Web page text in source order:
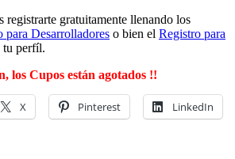
registrarte gratuitamente llenando los
para Desarrolladores o bien el Registro para
tu perfíl.
los Cupos están agotados !!
X Pinterest LinkedIn